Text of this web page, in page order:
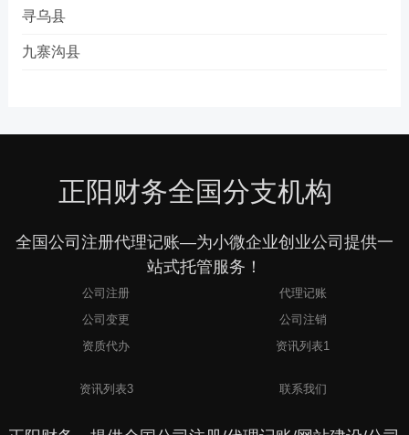
寻乌县
九寨沟县
正阳财务全国分支机构
全国公司注册代理记账—为小微企业创业公司提供一
站式托管服务！
公司注册
代理记账
公司变更
公司注销
资质代办
资讯列表1
资讯列表3
联系我们